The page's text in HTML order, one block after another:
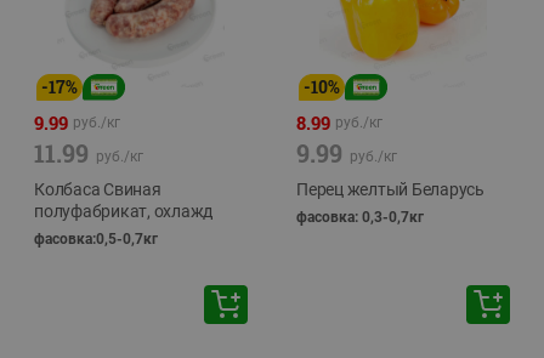
-17%
9.99 руб./кг
11.99 руб./кг
Колбаса Свиная
полуфабрикат, охлажд
фасовка:0,5-0,7кг
-10%
8.99 руб./кг
9.99 руб./кг
Перец желтый Беларусь
фасовка: 0,3-0,7кг